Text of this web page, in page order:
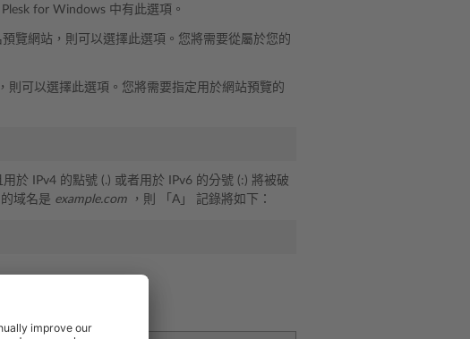
for Windows 中有此選項。
覽網站，則可以選擇此選項。您將需要從屬於您的
則可以選擇此選項。您將需要指定用於網站預覽的
於 IPv4 的點號 (.) 或者用於 IPv6 的分號 (:) 將被破
域名是 example.com ，則 「A」 記錄將如下：